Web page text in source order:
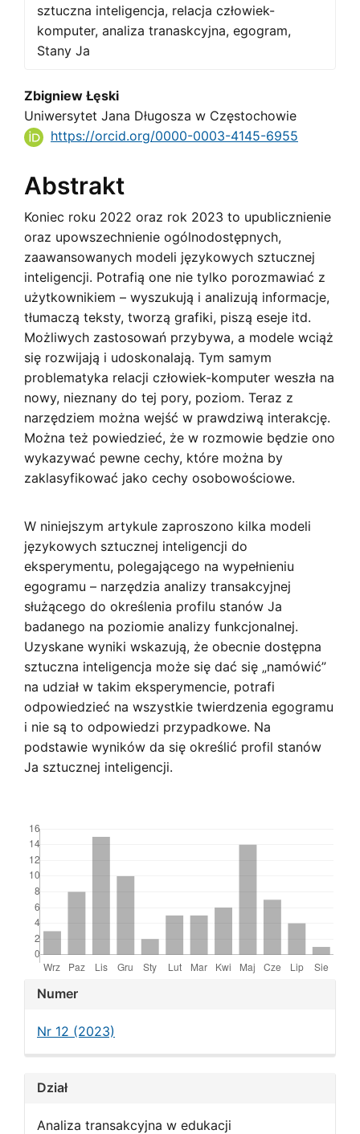
sztuczna inteligencja, relacja człowiek-
komputer, analiza tranaskcyjna, egogram,
Stany Ja
Main
Article
Content
Zbigniew Łęski
Uniwersytet Jana Długosza w Częstochowie
https://orcid.org/0000-0003-4145-6955
Abstrakt
Koniec roku 2022 oraz rok 2023 to upublicznienie
oraz upowszechnienie ogólnodostępnych,
zaawansowanych modeli językowych sztucznej
inteligencji. Potrafią one nie tylko porozmawiać z
użytkownikiem – wyszukują i analizują informacje,
tłumaczą teksty, tworzą grafiki, piszą eseje itd.
Możliwych zastosowań przybywa, a modele wciąż
się rozwijają i udoskonalają. Tym samym
problematyka relacji człowiek-komputer weszła na
nowy, nieznany do tej pory, poziom. Teraz z
narzędziem można wejść w prawdziwą interakcję.
Można też powiedzieć, że w rozmowie będzie ono
wykazywać pewne cechy, które można by
zaklasyfikować jako cechy osobowościowe.
W niniejszym artykule zaproszono kilka modeli
językowych sztucznej inteligencji do
eksperymentu, polegającego na wypełnieniu
egogramu – narzędzia analizy transakcyjnej
służącego do określenia profilu stanów Ja
badanego na poziomie analizy funkcjonalnej.
Uzyskane wyniki wskazują, że obecnie dostępna
sztuczna inteligencja może się dać się „namówić”
na udział w takim eksperymencie, potrafi
odpowiedzieć na wszystkie twierdzenia egogramu
i nie są to odpowiedzi przypadkowe. Na
podstawie wyników da się określić profil stanów
Ja sztucznej inteligencji.
Article
Numer
Nr 12 (2023)
Dział
Analiza transakcyjna w edukacji